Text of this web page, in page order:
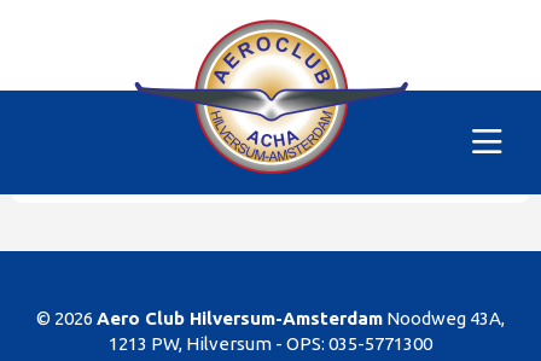
PH-SKM
Dit gedeelte van de website is alleen voor de
leden/begunstigers van onze club. Sorry. U kunt
natuurlijk altijd lid worden!
© 2026 Aero Club Hilversum-Amsterdam Noodweg 43A,
1213 PW, Hilversum - OPS: 035-5771300